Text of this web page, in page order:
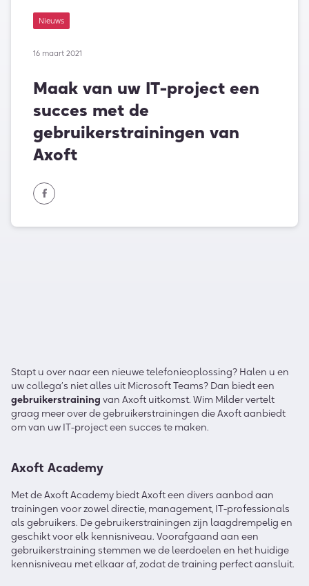
Nieuws
16 maart 2021
Maak van uw IT-project een
succes met de
gebruikerstrainingen van
Axoft
Stapt u over naar een nieuwe telefonieoplossing? Halen u en
uw collega’s niet alles uit Microsoft Teams? Dan biedt een
gebruikerstraining van Axoft uitkomst. Wim Milder vertelt
graag meer over de gebruikerstrainingen die Axoft aanbiedt
om van uw IT-project een succes te maken.
Axoft Academy
Met de Axoft Academy biedt Axoft een divers aanbod aan
trainingen voor zowel directie, management, IT-professionals
als gebruikers. De gebruikerstrainingen zijn laagdrempelig en
geschikt voor elk kennisniveau. Voorafgaand aan een
gebruikerstraining stemmen we de leerdoelen en het huidige
kennisniveau met elkaar af, zodat de training perfect aansluit.